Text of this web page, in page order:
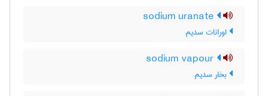
اورانات سدیم
بخار سدیم